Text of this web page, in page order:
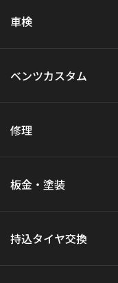
車検
ベンツカスタム
修理
板金・塗装
持込タイヤ交換